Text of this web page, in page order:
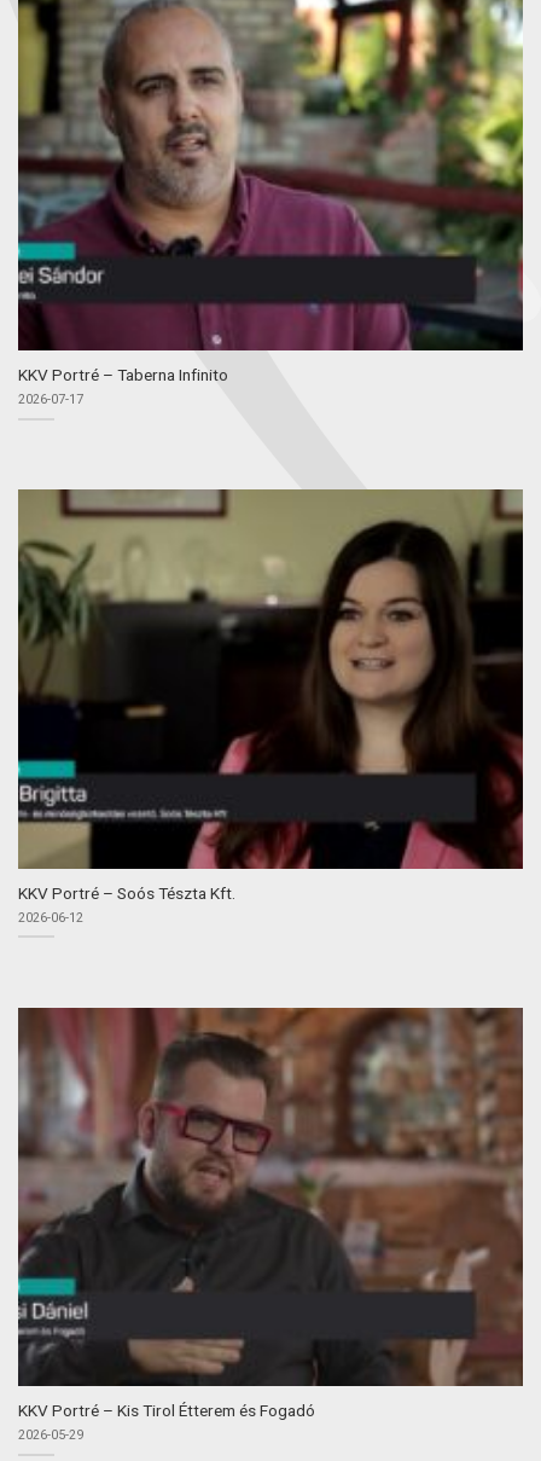
KKV Portré – Taberna Infinito
2026-07-17
KKV Portré – Soós Tészta Kft.
2026-06-12
KKV Portré – Kis Tirol Étterem és Fogadó
2026-05-29